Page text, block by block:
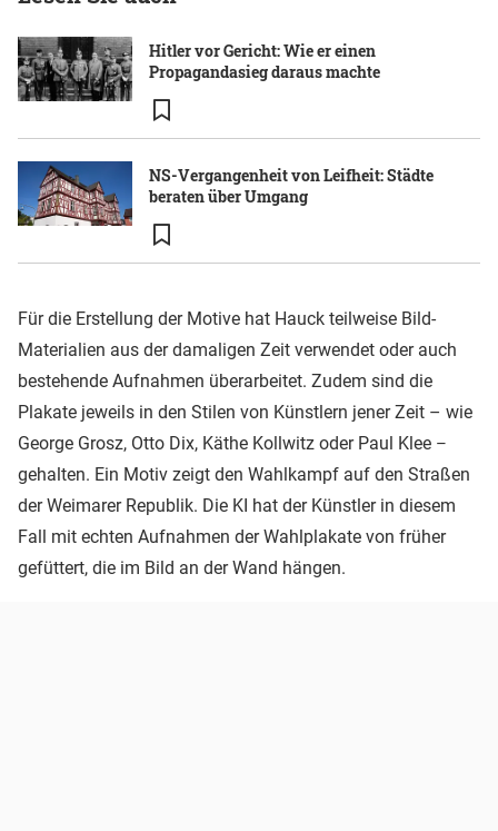
Hitler vor Gericht: Wie er einen
Propagandasieg daraus machte
NS-Vergangenheit von Leifheit: Städte
beraten über Umgang
Für die Erstellung der Motive hat Hauck teilweise Bild-
Materialien aus der damaligen Zeit verwendet oder auch
bestehende Aufnahmen überarbeitet. Zudem sind die
Plakate jeweils in den Stilen von Künstlern jener Zeit – wie
George Grosz, Otto Dix, Käthe Kollwitz oder Paul Klee –
gehalten. Ein Motiv zeigt den Wahlkampf auf den Straßen
der Weimarer Republik. Die KI hat der Künstler in diesem
Fall mit echten Aufnahmen der Wahlplakate von früher
gefüttert, die im Bild an der Wand hängen.